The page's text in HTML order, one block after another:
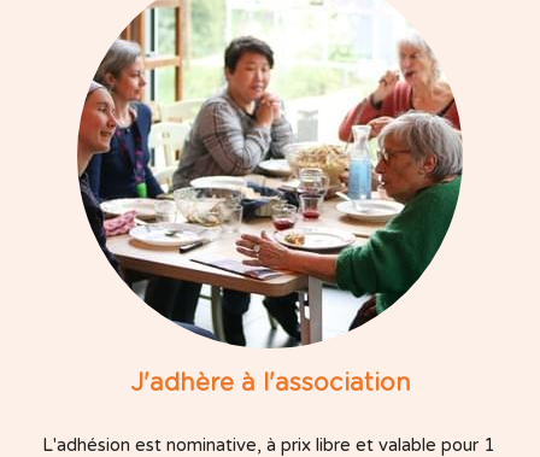
Rechercher
J'adhère à l'association
L'adhésion est nominative, à prix libre et valable pour 1